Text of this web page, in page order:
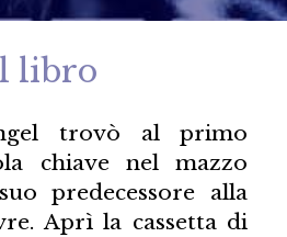
libro
trovò al primo
chiave nel mazzo
predecessore alla
Aprì la cassetta di